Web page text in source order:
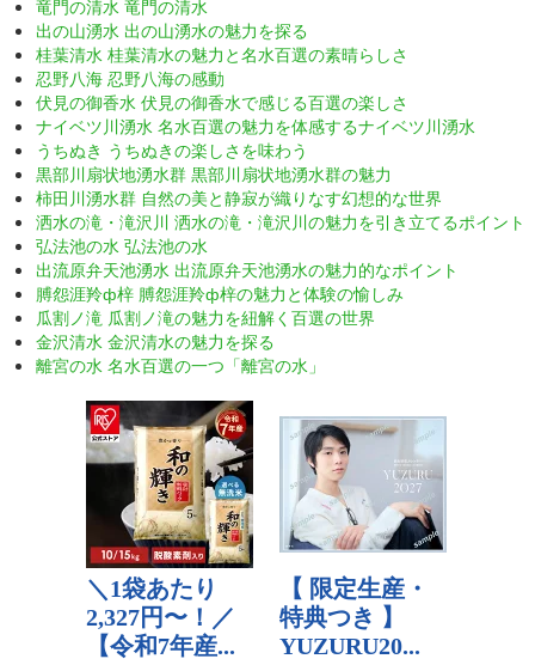
竜門の清水 竜門の清水
出の山湧水 出の山湧水の魅力を探る
桂葉清水 桂葉清水の魅力と名水百選の素晴らしさ
忍野八海 忍野八海の感動
伏見の御香水 伏見の御香水で感じる百選の楽しさ
ナイベツ川湧水 名水百選の魅力を体感するナイベツ川湧水
うちぬき うちぬきの楽しさを味わう
黒部川扇状地湧水群 黒部川扇状地湧水群の魅力
柿田川湧水群 自然の美と静寂が織りなす幻想的な世界
洒水の滝・滝沢川 洒水の滝・滝沢川の魅力を引き立てるポイント
弘法池の水 弘法池の水
出流原弁天池湧水 出流原弁天池湧水の魅力的なポイント
膊怨涯羚ф梓 膊怨涯羚ф梓の魅力と体験の愉しみ
瓜割ノ滝 瓜割ノ滝の魅力を紐解く百選の世界
金沢清水 金沢清水の魅力を探る
離宮の水 名水百選の一つ「離宮の水」